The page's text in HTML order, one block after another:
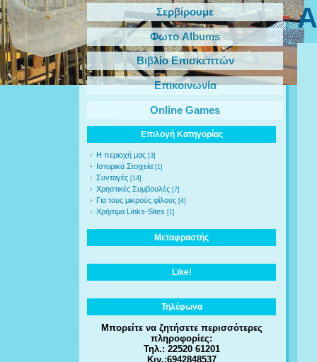
Σερβίρουμε
Φωτο Albums
Βιβλίο Επισκεπτών
Επικοινωνία
Online Games
Επιλογή Κατηγορίας
Η περιοχή μας [3]
Ιστορικά Στοιχεία [1]
Συνταγές [14]
Χρηστικές Συμβουλές [7]
Για τους μικρούς φίλους [4]
Χρήσιμα Links-Sites [1]
Μεταφραστής
Like!
Τηλέφωνα
Μπορείτε να ζητήσετε περισσότερες
πληροφορίες:
Τηλ.: 22520 61201
Κιν.:6942848537